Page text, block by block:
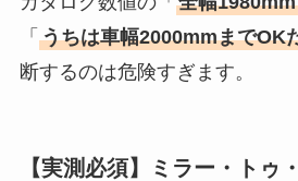
「 うちは車幅2000mmまでOK
断するのは危険すぎます。
【実測必須】ミラー・トゥ